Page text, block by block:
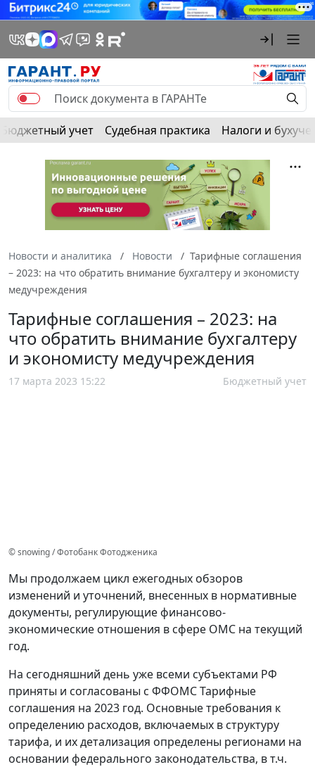
Бюджетный учет Судебная практика Налоги и
Новости и аналитика Новости
Тарифные соглашения
– 2023: на что обратить внимание бухгалтеру и экономисту
медучреждения
Тарифные соглашения – 2023: на
что обратить внимание бухгалтеру
и экономисту медучреждения
17 марта 2023 15:22 Бюджетный учет
© snowing / Фотобанк Фотодженика
Мы продолжаем цикл ежегодных обзоров
изменений и уточнений, внесенных в нормативные
документы, регулирующие финансово-
экономические отношения в сфере ОМС на текущий
год.
На сегодняшний день уже всеми субъектами РФ
приняты и согласованы с ФФОМС Тарифные
соглашения на 2023 год. Основные требования к
определению расходов, включаемых в структуру
тарифа, и их детализация определены регионами на
основании федерального законодательства, в т.ч.